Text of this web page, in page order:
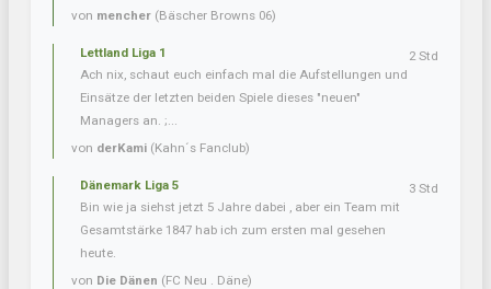
von mencher (Bäscher Browns 06)
Lettland Liga 1
Ach nix, schaut euch einfach mal die Aufstellungen und
Einsätze der letzten beiden Spiele dieses "neuen"
Managers an. ;...
von derKami (Kahn´s Fanclub)
2 Std
Dänemark Liga 5
Bin wie ja siehst jetzt 5 Jahre dabei , aber ein Team mit
Gesamtstärke 1847 hab ich zum ersten mal gesehen
heute.
von Die Dänen (FC Neu . Däne)
3 Std